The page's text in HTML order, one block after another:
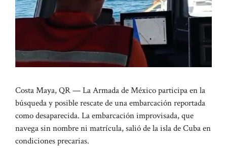
Costa Maya, QR — La Armada de México participa en la
búsqueda y posible rescate de una embarcación reportada
como desaparecida. La embarcación improvisada, que
navega sin nombre ni matrícula, salió de la isla de Cuba en
condiciones precarias.